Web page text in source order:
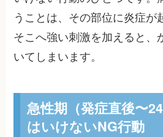
うことは、その部位に炎症が
そこへ強い刺激を加えると、
いてしまいます。
急性期（発症直後〜
はいけないNG行動